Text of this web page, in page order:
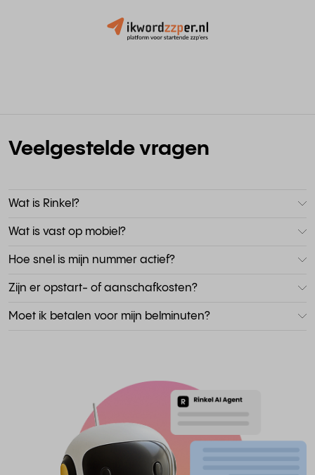
Veelgestelde vragen
Wat is Rinkel?
Wat is vast op mobiel?
Hoe snel is mijn nummer actief?
Zijn er opstart- of aanschafkosten?
Moet ik betalen voor mijn belminuten?